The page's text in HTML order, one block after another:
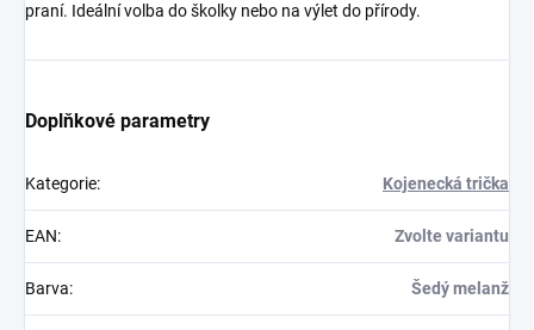
praní. Ideální volba do školky nebo na výlet do přírody.
Doplňkové parametry
Kategorie: Kojenecká trička
EAN: Zvolte variantu
Barva: Šedý melanž